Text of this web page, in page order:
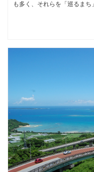
も多く、それらを「巡るまち